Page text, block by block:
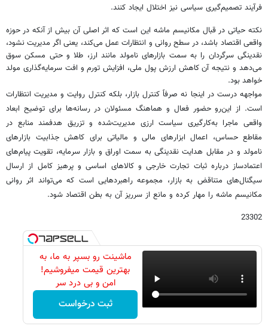
فرآیند تصمیم‌گیری سیاسی نیز اختلال ایجاد کنند.
نکته حیاتی در قبال مکانیسم ماشه این است که اثر اصلی آن بیش از آنکه در حوزه
واقعی اقتصاد باشد، در سطح روانی و انتظارات عمل می‌کند، یعنی اگر مدیریت نشود،
نقدینگی سرگردان را به سمت بازارهای نامولد مانند ارز، طلا و حتی مسکن سوق
می‌دهد و نتیجه آن کاهش ارزش پول ملی، افزایش تورم و افت سرمایه‌گذاری مولد
خواهد بود.
مواجهه درست در اینجا نه صرفاً کنترل بازار، بلکه کنترل روایت و مدیریت انتظارات
است. از این‌رو حضور فعال و هماهنگ مسئولان در رسانه‌ها برای توضیح ابعاد
واقعی ماجرا به‌کارگیری سیاست ارزی مدیریت‌شده و تزریق هدفمند منابع در
مقاطع حساس، اعمال ابزارهای مالی و مالیاتی برای کاهش جذابیت بازارهای
نامولد و در مقابل هدایت نقدینگی به سمت اوراق و بازار سرمایه، تقویت پیام‌های
اعتمادساز درباره ثبات تجارت خارجی و کالاهای اساسی و پرهیز کامل از ارسال
سیگنال‌های متناقض به بازار، مجموعه راهبردهایی است که می‌تواند اثر روانی
مکانیسم ماشه را مهار کرده و مانع از سرریز آن به بطن اقتصاد شود.
23302
ماشینت رو بسپر به ما، به
بهترین قیمت میفروشیم!
امن و بی درد سر
ثبت درخواست